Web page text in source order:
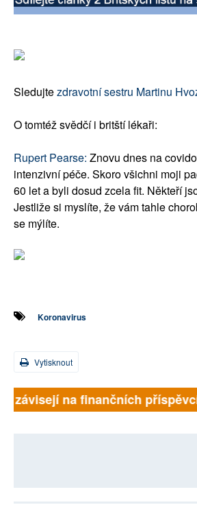
SOCIÁLNÍ SÍTĚ
RUBRIKY
Sledujtezdravotní sestru Martinu
O tomtéž svědčí i britští lékaři:
Rupert Pearse: Znovu dnes na
intenzivní péče. Skoro všichni moji
60 let a byli dosud zcela fit. Někteří
Jestliže si myslíte, že vám tahle
se mýlíte.
Koronavirus
Vytisknout
závisejí na finančních